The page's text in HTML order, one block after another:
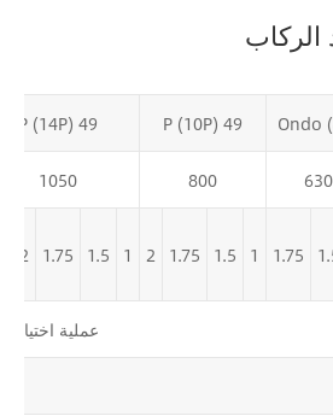
Ondo
49 P (10P)
49 P (14P)
630
800
1050
1.75
1
1.5
1.75
2
1
1.5
1.75
2
عملية اختيار